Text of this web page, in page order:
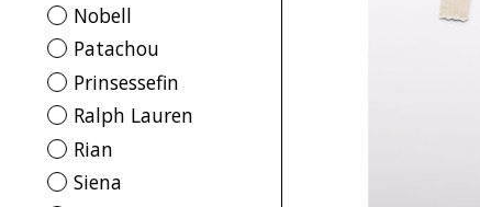
Nobell
Patachou
Prinsessefin
Ralph Lauren
Rian
Siena